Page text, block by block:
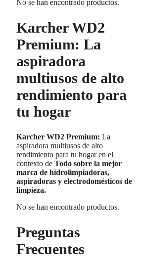
No se han encontrado productos.
Karcher WD2
Premium: La
aspiradora
multiusos de alto
rendimiento para
tu hogar
Karcher WD2 Premium: La
aspiradora multiusos de alto
rendimiento para tu hogar en el
contexto de Todo sobre la mejor
marca de hidrolimpiadoras,
aspiradoras y electrodomésticos de
limpieza.
No se han encontrado productos.
Preguntas
Frecuentes